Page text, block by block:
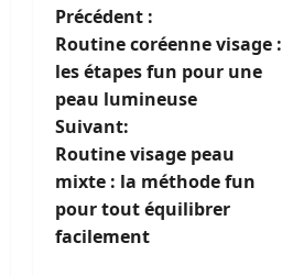
N
a
v
i
g
a
Précédent :
Routine coréenne visage :
les étapes fun pour une
peau lumineuse
Suivant:
Routine visage peau
mixte : la méthode fun
pour tout équilibrer
facilement